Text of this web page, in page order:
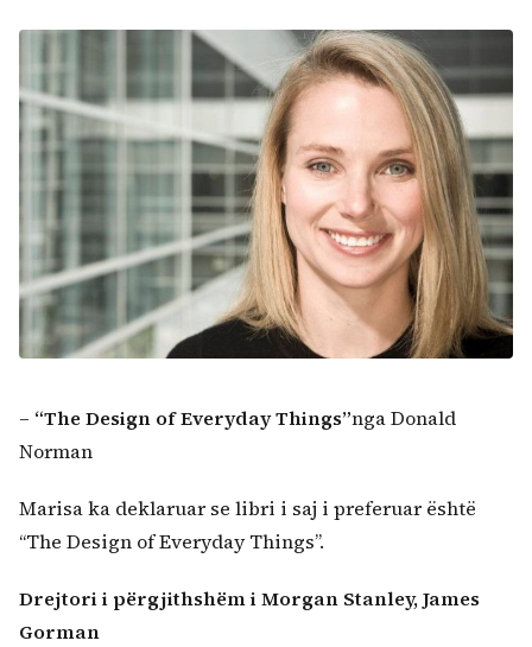
– “The Design of Everyday Things”nga Donald
Norman
Marisa ka deklaruar se libri i saj i preferuar është
“The Design of Everyday Things”.
Drejtori i përgjithshëm i Morgan Stanley, James
Gorman